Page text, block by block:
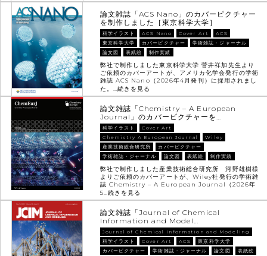
論文雑誌「ACS Nano」のカバーピクチャー
を制作しました［東京科学大学］
科学イラスト ACS Nano Cover Art
ACS
東京科学大学
カバーピクチャー
学術雑誌・ジャーナル
論文図
表紙絵 制作実績
弊社で制作しました東京科学大学 菅井祥加先生より
ご依頼のカバーアートが、アメリカ化学会発行の学術
雑誌 ACS Nano（2026年4月発刊）に採用されまし
た。…続きを見る
論文雑誌「Chemistry – A European
Journal」のカバーピクチャーを…
科学イラスト
Cover Art
Chemistry A European Journal
Wiley
産業技術総合研究所
カバーピクチャー
学術雑誌・ジャーナル
論文図 表紙絵 制作実績
弊社で制作しました産業技術総合研究所 河野雄樹様
よりご依頼のカバーアートが、Wiley社発行の学術雑
誌 Chemistry – A European Journal（2026年
5…続きを見る
論文雑誌「Journal of Chemical
Information and Model…
Journal of Chemical Information and Modeling
科学イラスト
Cover Art ACS
東京科学大学
カバーピクチャー
学術雑誌・ジャーナル 論文図
表紙絵